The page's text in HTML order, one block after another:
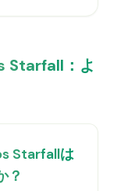
Starfall：よ
Starfallは
？